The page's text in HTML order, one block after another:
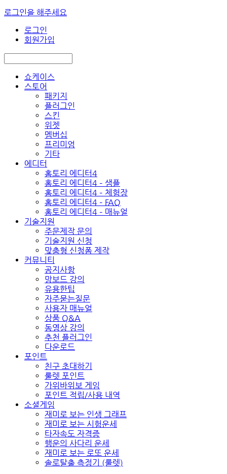
로그인을 해주세요
로그인
회원가입
쇼케이스
스토어
패키지
플러그인
스킨
위젯
멤버십
프리미엄
기타
에디터
홈토리 에디터4
홈토리 에디터4 – 샘플
홈토리 에디터4 – 체험장
홈토리 에디터4 – FAQ
홈토리 에디터4 – 매뉴얼
기술지원
주문제작 문의
기술지원 신청
맞춤형 신청폼 제작
커뮤니티
공지사항
망보드 강의
유용한팁
자주묻는질문
사용자 매뉴얼
상품 Q&A
동영상 강의
추천 플러그인
다운로드
포인트
친구 초대하기
룰렛 포인트
가위바위보 게임
포인트 적립/사용 내역
소셜게임
재미로 보는 인생 그래프
재미로 보는 시험운세
타자속도 자격증
행운의 사다리 운세
재미로 보는 로또 운세
솔로탈출 측정기 (룰렛)